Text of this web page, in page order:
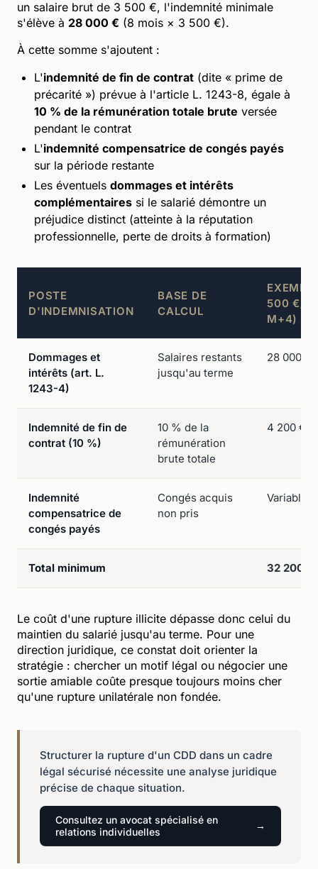
un salaire brut de 3 500 €, l'indemnité minimale
s'élève à 28 000 € (8 mois × 3 500 €).
À cette somme s'ajoutent :
L'indemnité de fin de contrat (dite « prime de
précarité ») prévue à l'article L. 1243-8, égale à
10 % de la rémunération totale brute versée
pendant le contrat
L'indemnité compensatrice de congés payés
sur la période restante
Les éventuels dommages et intérêts
complémentaires si le salarié démontre un
préjudice distinct (atteinte à la réputation
professionnelle, perte de droits à formation)
POSTE
D'INDEMNISATION
BASE DE
CALCUL
500 €/
M+4)
Dommages et
intérêts (art. L.
1243-4)
Salaires restants
jusqu'au terme
28 000 €
Indemnité de fin de
contrat (10 %)
10 % de la
rémunération
brute totale
4 200 €
Indemnité
compensatrice de
congés payés
Congés acquis
non pris
Variable
Total minimum 32 200 €
Le coût d'une rupture illicite dépasse donc celui du
maintien du salarié jusqu'au terme. Pour une
direction juridique, ce constat doit orienter la
stratégie : chercher un motif légal ou négocier une
sortie amiable coûte presque toujours moins cher
qu'une rupture unilatérale non fondée.
Structurer la rupture d'un CDD dans un cadre
légal sécurisé nécessite une analyse juridique
précise de chaque situation.
Consultez un avocat spécialisé en
relations individuelles